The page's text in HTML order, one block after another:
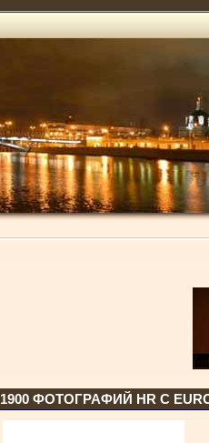
1900 ФОТОГРАФИЙ HR С